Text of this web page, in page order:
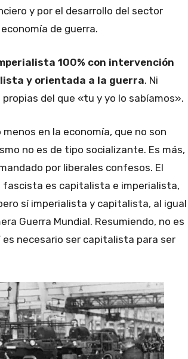
y por el desarrollo del sector
de guerra.
100% con intervención
y orientada a la guerra. Ni
del que «tu y yo lo sabíamos».
en la economía, que no son
no es de tipo socializante. Es más,
por liberales confesos. El
es capitalista e imperialista,
sí imperialista y capitalista, al igual
Guerra Mundial. Resumiendo, no es
necesario ser capitalista para ser